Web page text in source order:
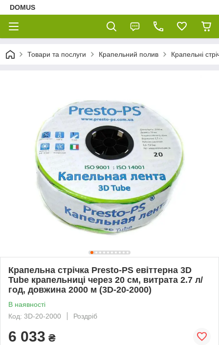
DOMUS
Товари та послуги Крапельний полив Крапельні
Крапельна стрічка Presto-PS евіттерна 3D
Tube крапельниці через 20 см, витрата 2.7 л/
год, довжина 2000 м (3D-20-2000)
В наявності
Код: 3D-20-2000
Роздріб
6 033 ₴